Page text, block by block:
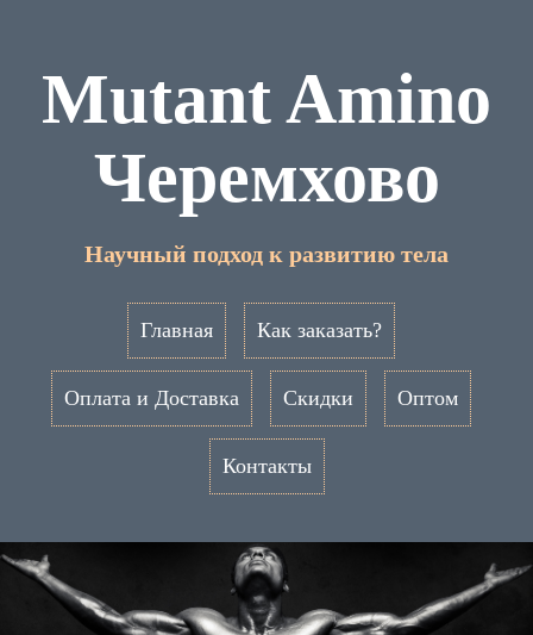
Mutant Amino
Черемхово
Научный подход к развитию тела
Главная Как заказать?
Оплата и Доставка Скидки Оптом
Контакты